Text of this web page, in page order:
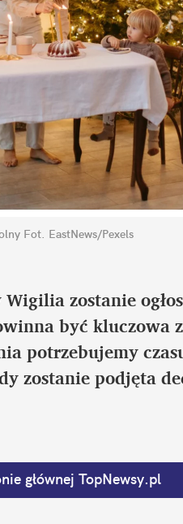
Fot. EastNews/Pexels
zostanie
być kluczowa
potrzebujemy
zostanie podjęta
głównej TopNewsy.pl